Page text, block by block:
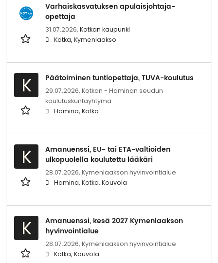
Varhaiskasvatuksen apulaisjohtaja-
opettaja
31.07.2026, Kotkan kaupunki
Kotka, Kymenlaakso
K Päätoiminen tuntiopettaja, TUVA-koulutus
29.07.2026, Kotkan - Haminan seudun
koulutuskuntayhtymä
Hamina, Kotka
K
Amanuenssi, EU- tai ETA-valtioiden
ulkopuolella koulutettu lääkäri
28.07.2026, Kymenlaakson hyvinvointialue
Hamina, Kotka, Kouvola
K
Amanuenssi, kesä 2027 Kymenlaakson
hyvinvointialue
28.07.2026, Kymenlaakson hyvinvointialue
Kotka, Kouvola